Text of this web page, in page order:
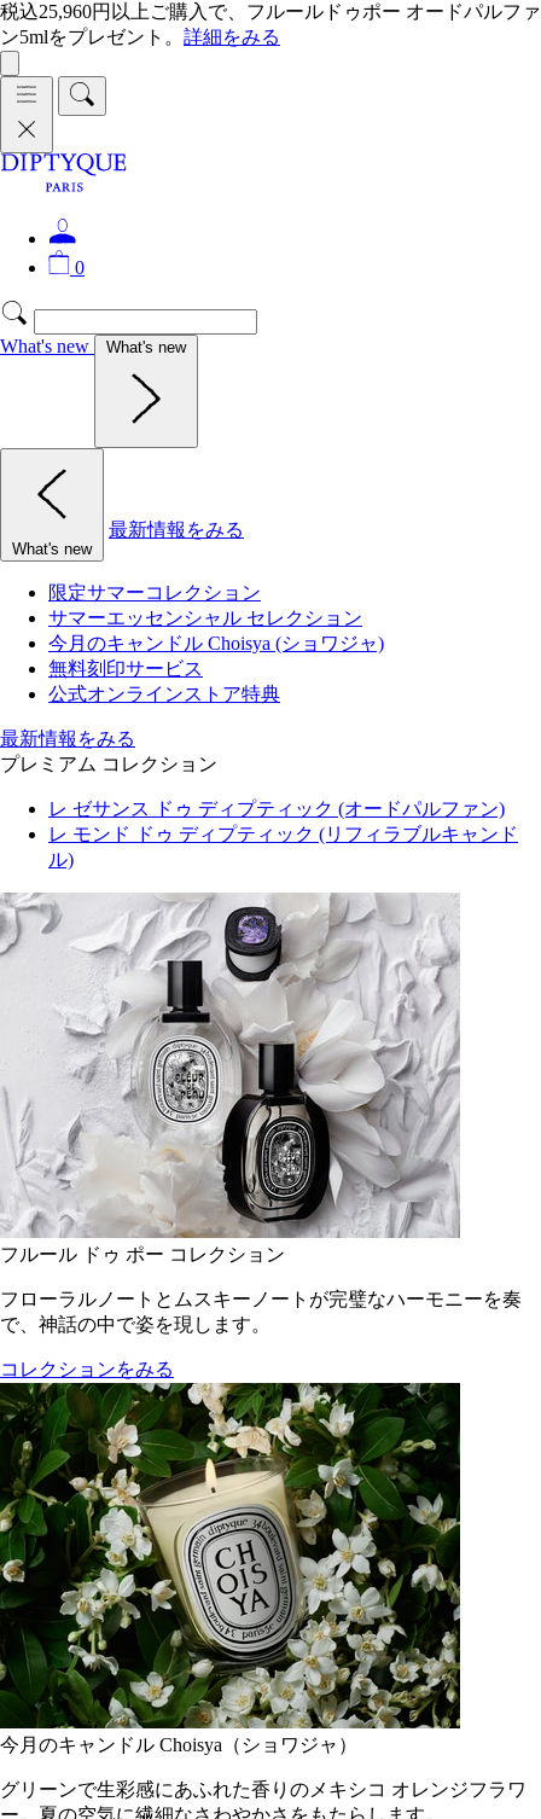
税込25,960円以上ご購入で、フルールドゥポー オードパルファ
ン5mlをプレゼント。 詳細をみる
0
What's new What's new
What's new
最新情報をみる
限定サマーコレクション
サマーエッセンシャル セレクション
今月のキャンドル Choisya (ショワジャ)
無料刻印サービス
公式オンラインストア特典
最新情報をみる
プレミアム コレクション
レ ゼサンス ドゥ ディプティック (オードパルファン)
レ モンド ドゥ ディプティック (リフィラブルキャンド
ル)
フルール ドゥ ポー コレクション
フローラルノートとムスキーノートが完璧なハーモニーを奏
で、神話の中で姿を現します。
コレクションをみる
今月のキャンドル Choisya（ショワジャ）
グリーンで生彩感にあふれた香りのメキシコ オレンジフラワ
ー。夏の空気に繊細なさわやかさをもたらします。